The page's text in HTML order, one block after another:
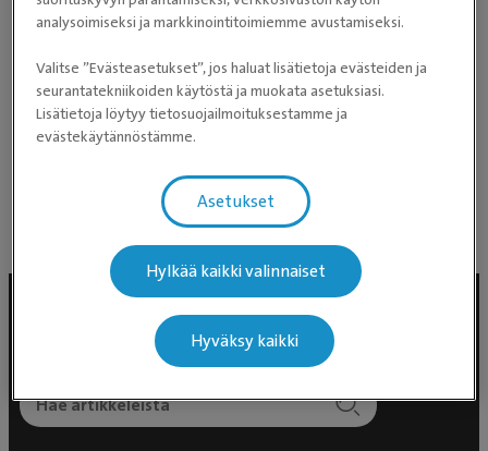
Riina viihtyy työssään, ja kertoo siinä parasta olevan
päivä ole samanlainen. Myös se, että hän saa
työskennellä eläinten parissa, on suuri etuoikeus!
Eläinsairaala Vethaus: ”Hädän hetkellä, suurella
analysoimiseksi ja markkinointitoimiemme avustamiseksi.
Valitse ”Evästeasetukset”, jos haluat lisätietoja evästeiden ja
seurantatekniikoiden käytöstä ja muokata asetuksiasi.
Lisätietoja löytyy tietosuojailmoituksestamme ja
evästekäytännöstämme.
Asetukset
Hylkää kaikki valinnaiset
Hyväksy kaikki